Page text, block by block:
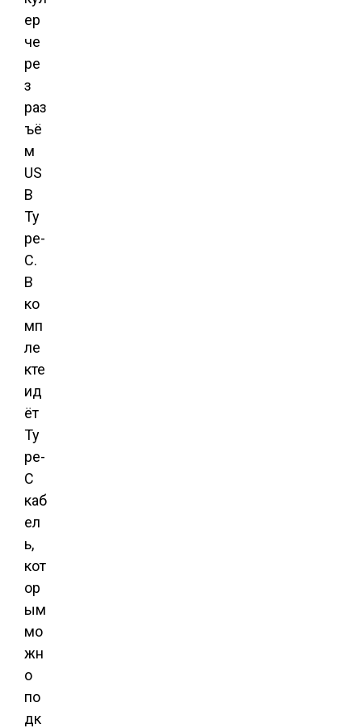
ер
че
ре
з
раз
ъё
м
US
B
Ty
pe-
C.
В
ко
мп
ле
кте
ид
ёт
Ty
pe-
C
каб
ел
ь,
кот
ор
ым
мо
жн
о
по
дк